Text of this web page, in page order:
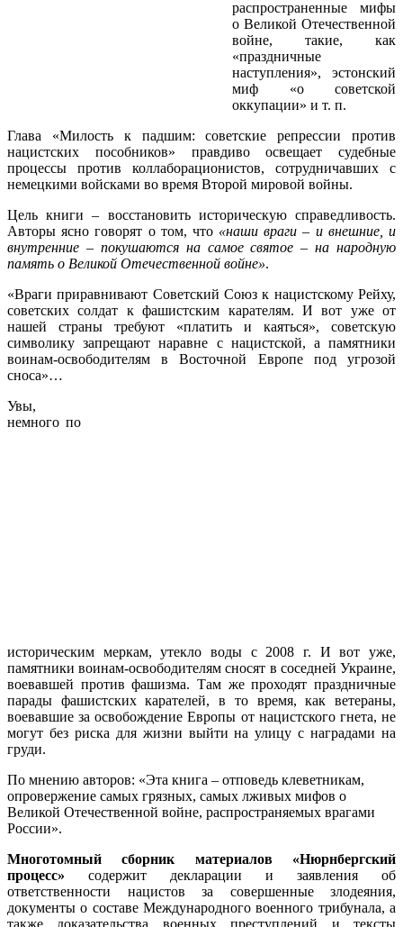
распространенные мифы
о Великой Отечественной
войне, такие, как
«праздничные
наступления», эстонский
миф «о советской
оккупации» и т. п.
Глава «Милость к падшим: советские репрессии против
нацистских пособников» правдиво освещает судебные
процессы против коллаборационистов, сотрудничавших с
немецкими войсками во время Второй мировой войны.
Цель книги – восстановить историческую справедливость.
Авторы ясно говорят о том, что «наши враги – и внешние, и
внутренние – покушаются на самое святое – на народную
память о Великой Отечественной войне».
«Враги приравнивают Советский Союз к нацистскому Рейху,
советских солдат к фашистским карателям. И вот уже от
нашей страны требуют «платить и каяться», советскую
символику запрещают наравне с нацистской, а памятники
воинам-освободителям в Восточной Европе под угрозой
сноса»…
Увы,
немного по
историческим меркам, утекло воды с 2008 г. И вот уже,
памятники воинам-освободителям сносят в соседней Украине,
воевавшей против фашизма. Там же проходят праздничные
парады фашистских карателей, в то время, как ветераны,
воевавшие за освобождение Европы от нацистского гнета, не
могут без риска для жизни выйти на улицу с наградами на
груди.
По мнению авторов: «Эта книга – отповедь клеветникам,
опровержение самых грязных, самых лживых мифов о
Великой Отечественной войне, распространяемых врагами
России».
Многотомный сборник материалов «Нюрнбергский
процесс» содержит декларации и заявления об
ответственности нацистов за совершенные злодеяния,
документы о составе Международного военного трибунала, а
также доказательства военных преступлений и тексты